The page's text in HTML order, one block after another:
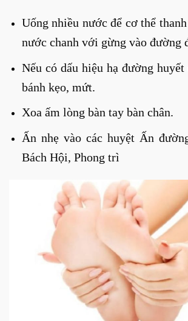
Uống nhiều nước để cơ thể
nước chanh với gừng vào đường
Nếu có dấu hiệu hạ đường
bánh kẹo, mứt.
Xoa ấm lòng bàn tay bàn chân.
Ấn nhẹ vào các huyệt Ấn
Bách Hội, Phong trì